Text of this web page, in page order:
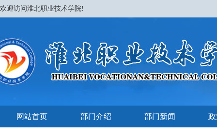
欢迎访问淮北职业技术学院!
网站首页 部门介绍 部门新闻